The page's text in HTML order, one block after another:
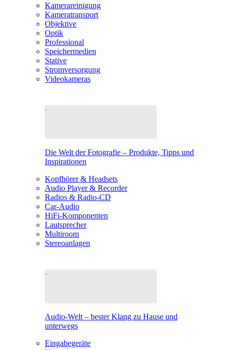
Kamerareinigung
Kameratransport
Objektive
Optik
Professional
Speichermedien
Stative
Stromversorgung
Videokameras
Die Welt der Fotografie – Produkte, Tipps und
Inspirationen
Kopfhörer & Headsets
Audio Player & Recorder
Radios & Radio-CD
Car-Audio
HiFi-Komponenten
Lautsprecher
Multiroom
Stereoanlagen
Audio-Welt – bester Klang zu Hause und
unterwegs
Eingabegeräte